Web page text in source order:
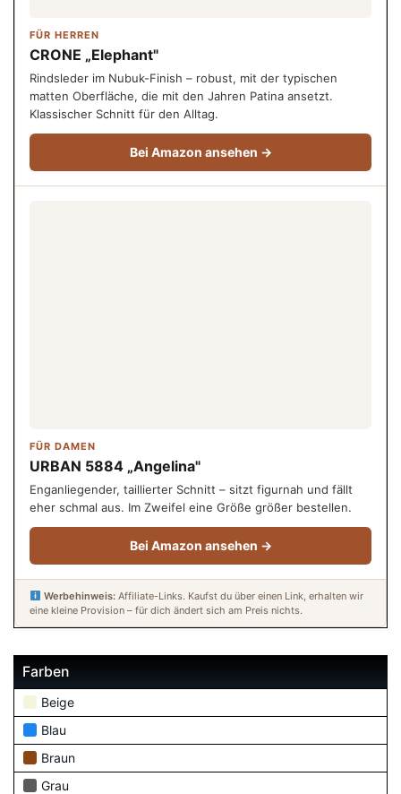
FÜR HERREN
CRONE „Elephant"
Rindsleder im Nubuk-Finish – robust, mit der typischen
matten Oberfläche, die mit den Jahren Patina ansetzt.
Klassischer Schnitt für den Alltag.
Bei Amazon ansehen →
FÜR DAMEN
URBAN 5884 „Angelina"
Enganliegender, taillierter Schnitt – sitzt figurnah und fällt
eher schmal aus. Im Zweifel eine Größe größer bestellen.
Bei Amazon ansehen →
Werbehinweis:Affiliate-Links. Kaufst du über einen Link, erhalten wir
eine kleine Provision – für dich ändert sich am Preis nichts.
Farben
Beige
Blau
Braun
Grau